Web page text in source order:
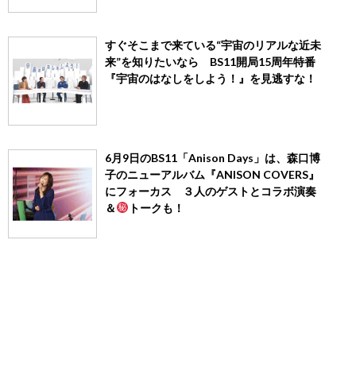
すぐそこまで来ている“宇宙のリアルな近未
来”を知りたいなら BS11開局15周年特番
『宇宙のはなしをしよう！』を見逃すな！
6月9日のBS11「Anison Days」は、森口博
子のニューアルバム『ANISON COVERS』
にフォーカス ３人のゲストとコラボ演奏
＆
トークも！